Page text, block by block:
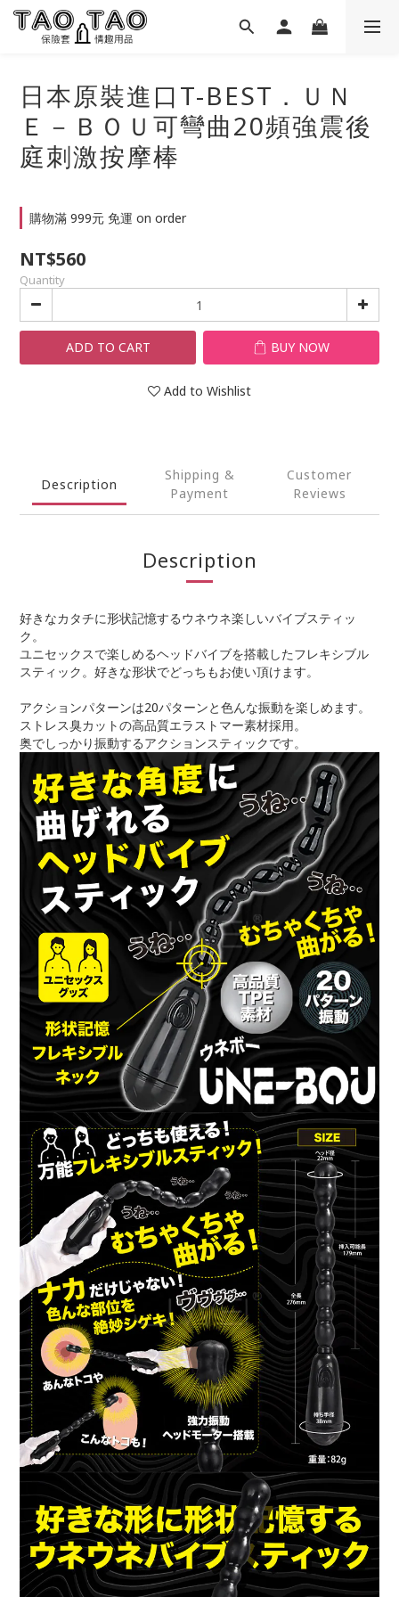
日本原裝進口T-BEST．ＵＮ
Ｅ－ＢＯＵ可彎曲20頻強震後
庭刺激按摩棒
購物滿 999元 免運 on order
NT$560
Quantity
ADD TO CART BUY NOW
Add to Wishlist
Description
Shipping &
Payment
Customer
Reviews
Description
好きなカタチに形状記憶するウネウネ楽しいバイブスティッ
ク。
ユニセックスで楽しめるヘッドバイブを搭載したフレキシブル
スティック。好きな形状でどっちもお使い頂けます。
アクションパターンは20パターンと色んな振動を楽しめます。
ストレス臭カットの高品質エラストマー素材採用。
奥でしっかり振動するアクションスティックです。